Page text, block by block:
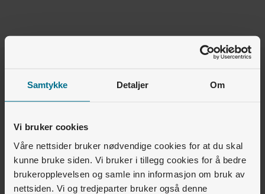
Samtykke Detaljer Om
Vi bruker cookies
Våre nettsider bruker nødvendige cookies for at du skal
kunne bruke siden. Vi bruker i tillegg cookies for å bedre
brukeropplevelsen og samle inn informasjon om bruk av
nettsiden. Vi og tredjeparter bruker også denne
Relaterte artikler